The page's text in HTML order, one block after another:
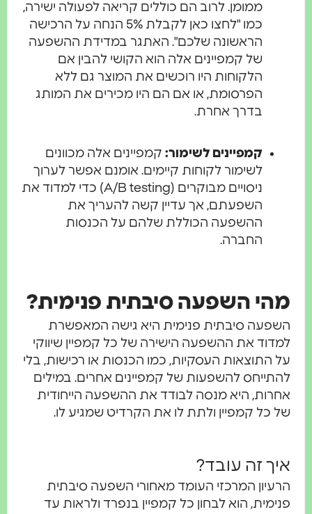
ממומן. לרוב הם כוללים קריאה לפעולה ישירה,
כמו "לחצו כאן לקבלת 5% הנחה על הרכישה
הראשונה שלכם". האתגר במדידת ההשפעה
של קמפיינים אלה הוא הקושי להבין אם
הלקוחות היו רוכשים את המוצר גם ללא
הפרסומת, או אם הם היו מכירים את המותג
בדרך אחרת.
קמפיינים לשימור:קמפיינים אלה מכוונים
לשימור לקוחות קיימים. אומנם אפשר לערוך
ניסויים מבוקרים (A/B testing) כדי למדוד את
השפעתם, אך עדיין קשה להעריך את
ההשפעה הכוללת שלהם על הכנסות
החברה.
מהי השפעה סיבתית פנימית?
השפעה סיבתית פנימית היא גישה המאפשרת
למדוד את ההשפעה הישירה של כל קמפיין שיווקי
על התוצאות העסקיות, כמו הכנסות או רכישות, בלי
להתייחס להשפעות של קמפיינים אחרים. במילים
אחרות, היא מנסה לבודד את ההשפעה הייחודית
של כל קמפיין ולתת לו את הקרדיט שמגיע לו.
איך זה עובד?
הרעיון המרכזי העומד מאחורי השפעה סיבתית
פנימית, הוא לבחון כל קמפיין בנפרד ולראות עד